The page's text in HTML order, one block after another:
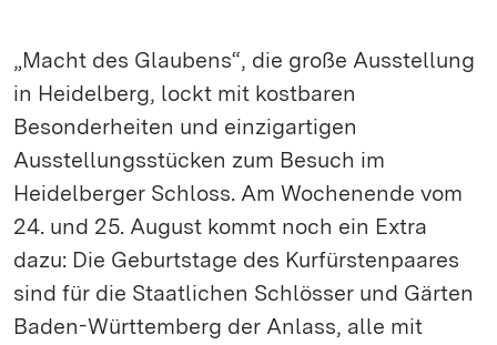
„Macht des Glaubens“, die große Ausstellung
in Heidelberg, lockt mit kostbaren
Besonderheiten und einzigartigen
Ausstellungsstücken zum Besuch im
Heidelberger Schloss. Am Wochenende vom
24. und 25. August kommt noch ein Extra
dazu: Die Geburtstage des Kurfürstenpaares
sind für die Staatlichen Schlösser und Gärten
Baden-Württemberg der Anlass, alle mit